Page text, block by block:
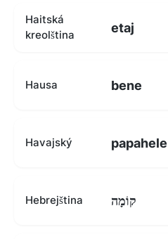
Haitská
kreolština
etaj
Hausa bene
Havajský papahele
Hebrejština קוֹמָה